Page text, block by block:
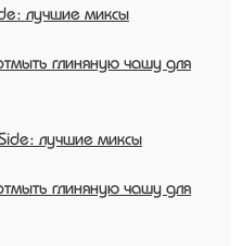
лучшие миксы
глиняную чашу для
лучшие миксы
глиняную чашу для